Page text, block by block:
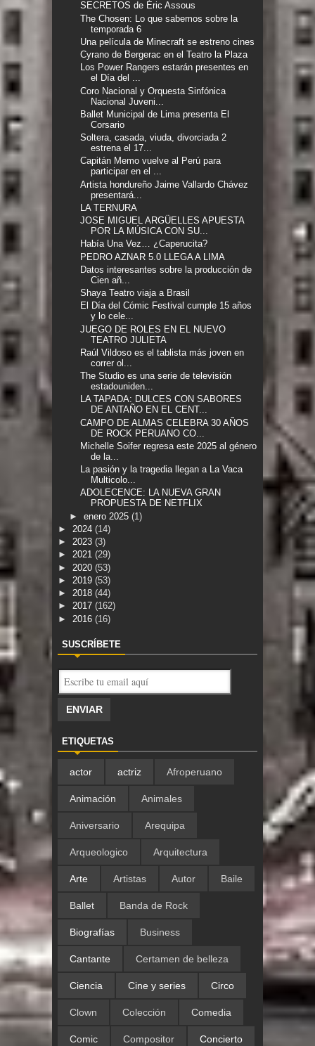
SECRETOS de Éric Assous
The Chosen: Lo que sabemos sobre la
temporada 6
Una película de Minecraft se estreno cines
Cyrano de Bergerac en el Teatro la Plaza
Los Power Rangers estarán presentes en
el Día del ...
Coro Nacional y Orquesta Sinfónica
Nacional Juveni...
Ballet Municipal de Lima presenta El
Corsario
Soltera, casada, viuda, divorciada 2
estrena el 17...
Capitán Memo vuelve al Perú para
participar en el ...
Artista hondureño Jaime Vallardo Chávez
presentará...
LA TERNURA
JOSE MIGUEL ARGÜELLES APUESTA
POR LA MÚSICA CON SU...
Había Una Vez… ¿Caperucita?
PEDRO AZNAR 5.0 LLEGA A LIMA
Datos interesantes sobre la producción de
Cien añ...
Shaya Teatro viaja a Brasil
El Día del Cómic Festival cumple 15 años
y lo cele...
JUEGO DE ROLES EN EL NUEVO
TEATRO JULIETA
Raúl Vildoso es el tablista más joven en
correr ol...
The Studio es una serie de televisión
estadouniden...
LA TAPADA: DULCES CON SABORES
DE ANTAÑO EN EL CENT...
CAMPO DE ALMAS CELEBRA 30 AÑOS
DE ROCK PERUANO CO...
Michelle Soifer regresa este 2025 al género
de la...
La pasión y la tragedia llegan a La Vaca
Multicolo...
ADOLECENCE: LA NUEVA GRAN
PROPUESTA DE NETFLIX
► enero 2025 (1)
► 2024 (14)
► 2023 (3)
► 2021 (29)
► 2020 (53)
► 2019 (53)
► 2018 (44)
► 2017 (162)
► 2016 (16)
SUSCRÍBETE
ETIQUETAS
actor actriz Afroperuano
Animación Animales
Aniversario Arequipa
Arqueologico Arquitectura
Arte Artistas Autor Baile
Ballet Banda de Rock
Biografías Business
Cantante Certamen de belleza
Ciencia Cine y series Circo
Clown Colección Comedia
Comic Compositor Concierto